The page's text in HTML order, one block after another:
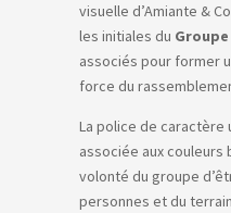
visuelle d’Amiante &
les initiales du
associés pour former
force du
La police de
associée aux couleurs
volonté du groupe
personnes et du